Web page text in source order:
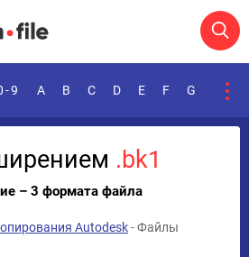
9 A B C D E F G
.bk1
– 3 формата файла
Autodesk- Файлы